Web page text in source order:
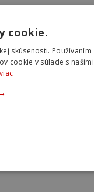
cookie.
skúsenosti. Používaním
cookie v súlade s našimi